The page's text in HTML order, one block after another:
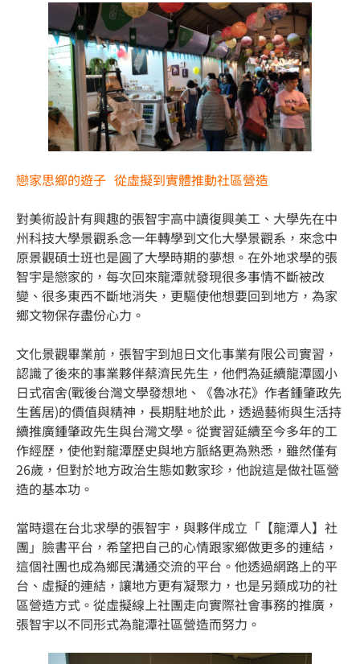
戀家思鄉的遊子 從虛擬到實體推動社區營造
對美術設計有興趣的張智宇高中讀復興美工、大學先在中
州科技大學景觀系念一年轉學到文化大學景觀系，來念中
原景觀碩士班也是圓了大學時期的夢想。在外地求學的張
智宇是戀家的，每次回來龍潭就發現很多事情不斷被改
變、很多東西不斷地消失，更驅使他想要回到地方，為家
鄉文物保存盡份心力。
文化景觀畢業前，張智宇到旭日文化事業有限公司實習，
認識了後來的事業夥伴蔡濟民先生，他們為延續龍潭國小
日式宿舍(戰後台灣文學發想地、《魯冰花》作者鍾肇政先
生舊居)的價值與精神，長期駐地於此，透過藝術與生活持
續推廣鍾肇政先生與台灣文學。從實習延續至今多年的工
作經歷，使他對龍潭歷史與地方脈絡更為熟悉，雖然僅有
26歲，但對於地方政治生態如數家珍，他說這是做社區營
造的基本功。
當時還在台北求學的張智宇，與夥伴成立「【龍潭人】社
團」臉書平台，希望把自己的心情跟家鄉做更多的連結，
這個社團也成為鄉民溝通交流的平台。他透過網路上的平
台、虛擬的連結，讓地方更有凝聚力，也是另類成功的社
區營造方式。從虛擬線上社團走向實際社會事務的推廣，
張智宇以不同形式為龍潭社區營造而努力。